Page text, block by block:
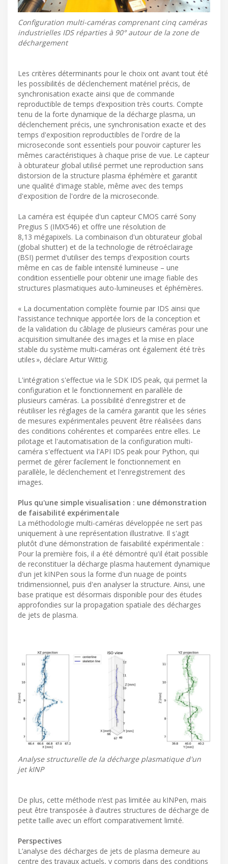
Configuration multi-caméras comprenant cinq caméras
industrielles IDS réparties à 90° autour de la zone de
déchargement
Les critères déterminants pour le choix ont avant tout été
les possibilités de déclenchement matériel précis, de
synchronisation exacte ainsi que de commande
reproductible de temps d’exposition très courts. Compte
tenu de la forte dynamique de la décharge plasma, un
déclenchement précis, une synchronisation exacte et des
temps d'exposition reproductibles de l'ordre de la
microseconde sont essentiels pour pouvoir capturer les
mêmes caractéristiques à chaque prise de vue. Le capteur
à obturateur global utilisé permet une reproduction sans
distorsion de la structure plasma éphémère et garantit
une qualité d'image stable, même avec des temps
d'exposition de l'ordre de la microseconde.
La caméra est équipée d'un capteur CMOS carré Sony
Pregius S (IMX546) et offre une résolution de
8,13 mégapixels. La combinaison d'un obturateur global
(global shutter) et de la technologie de rétroéclairage
(BSI) permet d'utiliser des temps d'exposition courts
même en cas de faible intensité lumineuse – une
condition essentielle pour obtenir une image fiable des
structures plasmatiques auto-lumineuses et éphémères.
« La documentation complète fournie par IDS ainsi que
l’assistance technique apportée lors de la conception et
de la validation du câblage de plusieurs caméras pour une
acquisition simultanée des images et la mise en place
stable du système multi‑caméras ont également été très
utiles », déclare Artur Wittig.
L'intégration s'effectue via le SDK IDS peak, qui permet la
configuration et le fonctionnement en parallèle de
plusieurs caméras. La possibilité d'enregistrer et de
réutiliser les réglages de la caméra garantit que les séries
de mesures expérimentales peuvent être réalisées dans
des conditions cohérentes et comparées entre elles. Le
pilotage et l'automatisation de la configuration multi-
caméra s'effectuent via l'API IDS peak pour Python, qui
permet de gérer facilement le fonctionnement en
parallèle, le déclenchement et l'enregistrement des
images.
Plus qu'une simple visualisation : une démonstration
de faisabilité expérimentale
La méthodologie multi-caméras développée ne sert pas
uniquement à une représentation illustrative. Il s'agit
plutôt d'une démonstration de faisabilité expérimentale :
Pour la première fois, il a été démontré qu'il était possible
de reconstituer la décharge plasma hautement dynamique
d'un jet kINPen sous la forme d'un nuage de points
tridimensionnel, puis d'en analyser la structure. Ainsi, une
base pratique est désormais disponible pour des études
approfondies sur la propagation spatiale des décharges
de jets de plasma.
Analyse structurelle de la décharge plasmatique d'un
jet kINP
De plus, cette méthode n’est pas limitée au kINPen, mais
peut être transposée à d’autres structures de décharge de
petite taille avec un effort comparativement limité.
Perspectives
L’analyse des décharges de jets de plasma demeure au
centre des travaux actuels, y compris dans des conditions